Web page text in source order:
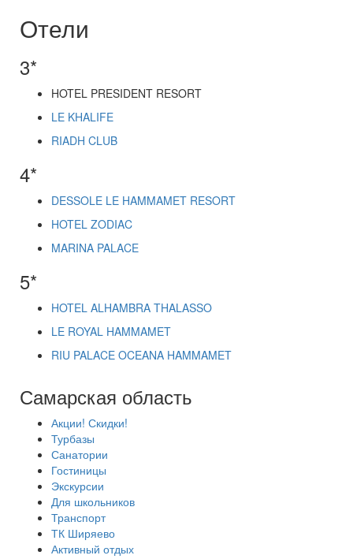
Отели
3*
HOTEL PRESIDENT RESORT
LE KHALIFE
RIADH CLUB
4*
DESSOLE LE HAMMAMET RESORT
HOTEL ZODIAC
MARINA PALACE
5*
HOTEL ALHAMBRA THALASSO
LE ROYAL HAMMAMET
RIU PALACE OCEANA HAMMAMET
Самарская область
Акции! Скидки!
Турбазы
Санатории
Гостиницы
Экскурсии
Для школьников
Транспорт
ТК Ширяево
Активный отдых